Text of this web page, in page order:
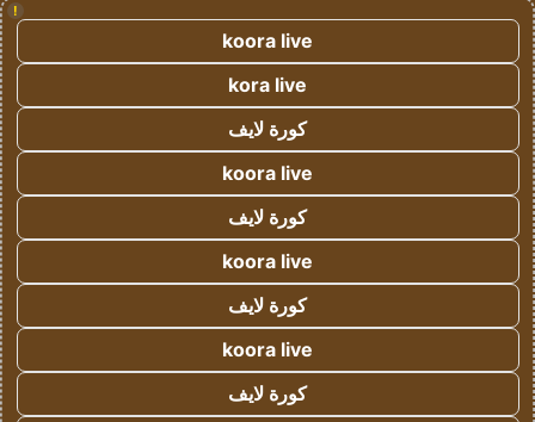
!
koora live
kora live
كورة لايف
koora live
كورة لايف
koora live
كورة لايف
koora live
كورة لايف